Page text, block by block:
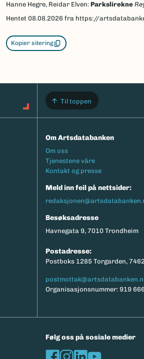
Hanne Hegre, Reidar Elven: Parkslirekne
Hentet 08.08.2026 fra https://artsdatabanken.no/
Kopier sitering
Til toppen
Om Artsdatabanken
Footermeny
Om oss
Tjenestene våre
Kontakt og presse
Meld inn feil på nettsider:
Besøksadresse
Havnegata 9, 7010 Trondheim
Postadresse:
Postboks 1285 Torgarden,
Organisasjonsnummer: 919
Følg oss på sosiale medier